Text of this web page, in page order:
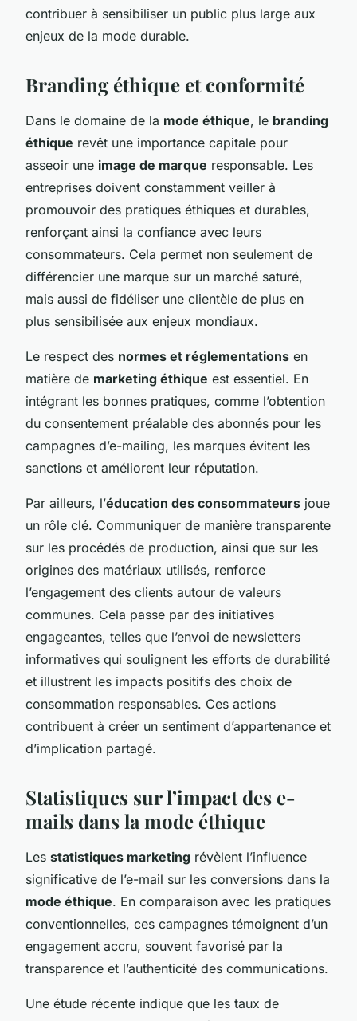
contribuer à sensibiliser un public plus large aux
enjeux de la mode durable.
Branding éthique et conformité
Dans le domaine de la mode éthique, le branding
éthique revêt une importance capitale pour
asseoir une image de marque responsable. Les
entreprises doivent constamment veiller à
promouvoir des pratiques éthiques et durables,
renforçant ainsi la confiance avec leurs
consommateurs. Cela permet non seulement de
différencier une marque sur un marché saturé,
mais aussi de fidéliser une clientèle de plus en
plus sensibilisée aux enjeux mondiaux.
Le respect des normes et réglementations en
matière de marketing éthique est essentiel. En
intégrant les bonnes pratiques, comme l’obtention
du consentement préalable des abonnés pour les
campagnes d’e-mailing, les marques évitent les
sanctions et améliorent leur réputation.
Par ailleurs, l’éducation des consommateurs joue
un rôle clé. Communiquer de manière transparente
sur les procédés de production, ainsi que sur les
origines des matériaux utilisés, renforce
l’engagement des clients autour de valeurs
communes. Cela passe par des initiatives
engageantes, telles que l’envoi de newsletters
informatives qui soulignent les efforts de durabilité
et illustrent les impacts positifs des choix de
consommation responsables. Ces actions
contribuent à créer un sentiment d’appartenance et
d’implication partagé.
Statistiques sur l’impact des e-
mails dans la mode éthique
Les statistiques marketing révèlent l’influence
significative de l’e-mail sur les conversions dans la
mode éthique. En comparaison avec les pratiques
conventionnelles, ces campagnes témoignent d’un
engagement accru, souvent favorisé par la
transparence et l’authenticité des communications.
Une étude récente indique que les taux de